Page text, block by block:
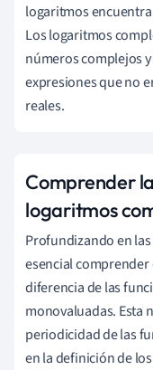
logaritmos
Los logaritmos
números complejos
expresiones que no
reales.
Comprender
logaritmos
Profundizando en
esencial
diferencia de las
monovaluadas. Esta
periodicidad de las
en la definición de